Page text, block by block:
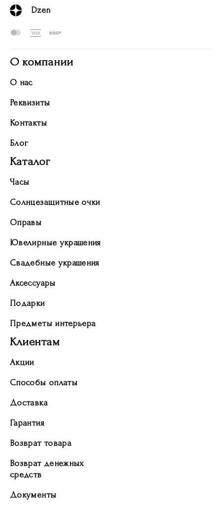
Dzen
О компании
О нас
Реквизиты
Контакты
Блог
Каталог
Часы
Солнцезащитные очки
Оправы
Ювелирные украшения
Свадебные украшения
Аксессуары
Подарки
Предметы интерьера
Клиентам
Акции
Способы оплаты
Доставка
Гарантия
Возврат товара
Возврат денежных
средств
Документы